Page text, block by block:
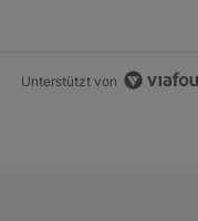
Unterstützt von